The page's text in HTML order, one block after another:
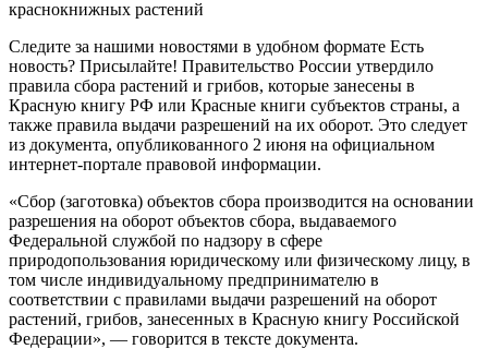
Следите за нашими новостями в удобном формате Есть
новость? Присылайте! Правительство России утвердило
правила сбора растений и грибов, которые занесены в
Красную книгу РФ или Красные книги субъектов страны, а
также правила выдачи разрешений на их оборот. Это следует
из документа, опубликованного 2 июня на официальном
интернет-портале правовой информации.
«Сбор (заготовка) объектов сбора производится на основании
разрешения на оборот объектов сбора, выдаваемого
Федеральной службой по надзору в сфере
природопользования юридическому или физическому лицу, в
том числе индивидуальному предпринимателю в
соответствии с правилами выдачи разрешений на оборот
растений, грибов, занесенных в Красную книгу Российской
Федерации», — говорится в тексте документа.